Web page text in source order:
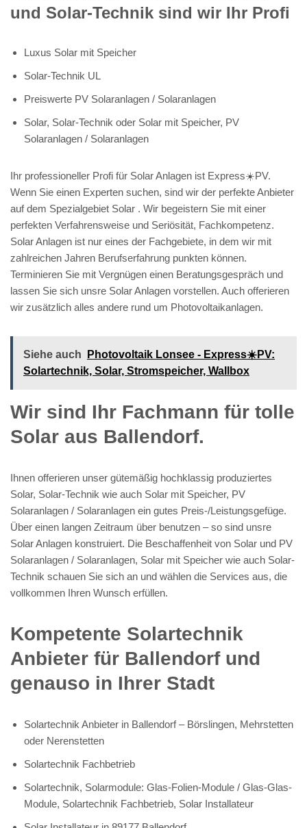
und Solar-Technik sind wir Ihr Profi
Luxus Solar mit Speicher
Solar-Technik UL
Preiswerte PV Solaranlagen / Solaranlagen
Solar, Solar-Technik oder Solar mit Speicher, PV
Solaranlagen / Solaranlagen
Ihr professioneller Profi für Solar Anlagen ist Express☀️PV️.
Wenn Sie einen Experten suchen, sind wir der perfekte Anbieter
auf dem Spezialgebiet Solar . Wir begeistern Sie mit einer
perfekten Verfahrensweise und Seriösität, Fachkompetenz.
Solar Anlagen ist nur eines der Fachgebiete, in dem wir mit
zahlreichen Jahren Berufserfahrung punkten können.
Terminieren Sie mit Vergnügen einen Beratungsgespräch und
lassen Sie sich unsre Solar Anlagen vorstellen. Auch offerieren
wir zusätzlich alles andere rund um Photovoltaikanlagen.
Siehe auch
Photovoltaik Lonsee - Express☀️PV️:
Solartechnik, Solar, Stromspeicher, Wallbox
Wir sind Ihr Fachmann für tolle
Solar aus Ballendorf.
Ihnen offerieren unser gütemäßig hochklassig produziertes
Solar, Solar-Technik wie auch Solar mit Speicher, PV
Solaranlagen / Solaranlagen ein gutes Preis-/Leistungsgefüge.
Über einen langen Zeitraum über benutzen – so sind unsre
Solar Anlagen konstruiert. Die Beschaffenheit von Solar und PV
Solaranlagen / Solaranlagen, Solar mit Speicher wie auch Solar-
Technik schauen Sie sich an und wählen die Services aus, die
vollkommen Ihren Wunsch erfüllen.
Kompetente Solartechnik
Anbieter für Ballendorf und
genauso in Ihrer Stadt
Solartechnik Anbieter in Ballendorf – Börslingen, Mehrstetten
oder Nerenstetten
Solartechnik Fachbetrieb
Solartechnik, Solarmodule: Glas-Folien-Module / Glas-Glas-
Module, Solartechnik Fachbetrieb, Solar Installateur